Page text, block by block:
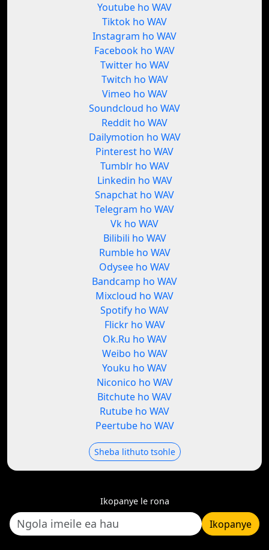
Youtube ho WAV
Tiktok ho WAV
Instagram ho WAV
Facebook ho WAV
Twitter ho WAV
Twitch ho WAV
Vimeo ho WAV
Soundcloud ho WAV
Reddit ho WAV
Dailymotion ho WAV
Pinterest ho WAV
Tumblr ho WAV
Linkedin ho WAV
Snapchat ho WAV
Telegram ho WAV
Vk ho WAV
Bilibili ho WAV
Rumble ho WAV
Odysee ho WAV
Bandcamp ho WAV
Mixcloud ho WAV
Spotify ho WAV
Flickr ho WAV
Ok.Ru ho WAV
Weibo ho WAV
Youku ho WAV
Niconico ho WAV
Bitchute ho WAV
Rutube ho WAV
Peertube ho WAV
Sheba lithuto tsohle
Ikopanye le rona
Ikopanye